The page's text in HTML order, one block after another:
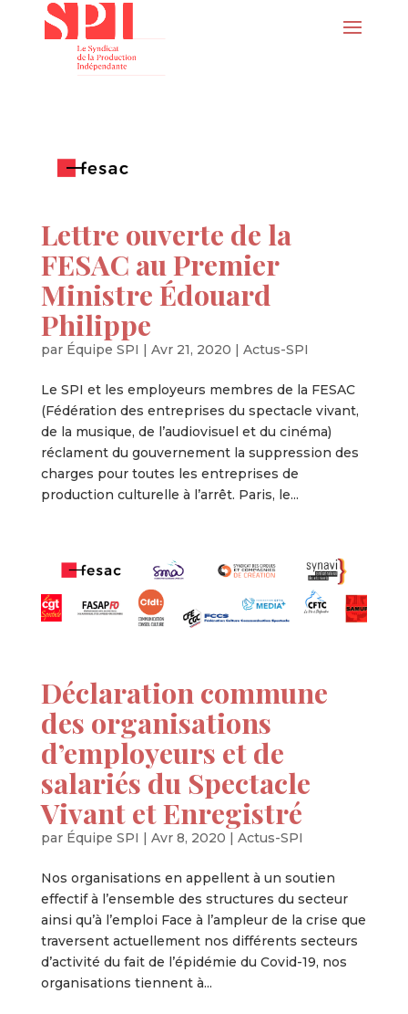
Lettre ouverte de la
FESAC au Premier
Ministre Édouard
Philippe
par Équipe SPI Avr 21, 2020 Actus-SPI
Le SPI et les employeurs membres de la FESAC
(Fédération des entreprises du spectacle vivant,
de la musique, de l’audiovisuel et du cinéma)
réclament du gouvernement la suppression des
charges pour toutes les entreprises de
production culturelle à l’arrêt. Paris, le...
Déclaration commune
des organisations
d’employeurs et de
salariés du Spectacle
Vivant et Enregistré
par Équipe SPI | Avr 8, 2020 | Actus-SPI
Nos organisations en appellent à un soutien
effectif à l’ensemble des structures du secteur
ainsi qu’à l’emploi Face à l’ampleur de la crise que
traversent actuellement nos différents secteurs
d’activité du fait de l’épidémie du Covid-19, nos
organisations tiennent à...